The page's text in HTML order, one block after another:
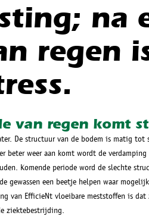
na
regen
van regen komt
De structuur van de bodem is matig tot
beter weer aan komt wordt de
Komende periode word de slechte
gewassen een beetje helpen waar
van EfficieNt vloeibare meststoffen is
ziektebestrijding.